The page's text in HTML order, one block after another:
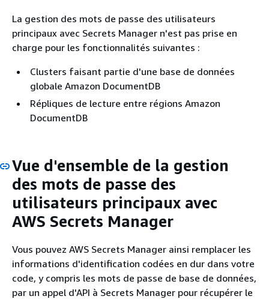
La gestion des mots de passe des utilisateurs
principaux avec Secrets Manager n'est pas prise en
charge pour les fonctionnalités suivantes :
Clusters faisant partie d'une base de données
globale Amazon DocumentDB
Répliques de lecture entre régions Amazon
DocumentDB
Vue d'ensemble de la gestion
des mots de passe des
utilisateurs principaux avec
AWS Secrets Manager
Vous pouvez AWS Secrets Manager ainsi remplacer les
informations d'identification codées en dur dans votre
code, y compris les mots de passe de base de données,
par un appel d'API à Secrets Manager pour récupérer le